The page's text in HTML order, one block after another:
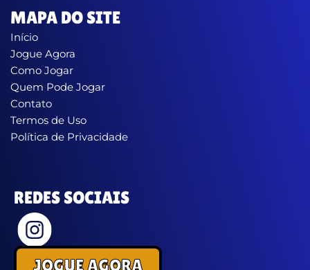
MAPA DO SITE
Início
Jogue Agora
Como Jogar
Quem Pode Jogar
Contato
Termos de Uso
Política de Privacidade
REDES SOCIAIS
JOGUE AGORA